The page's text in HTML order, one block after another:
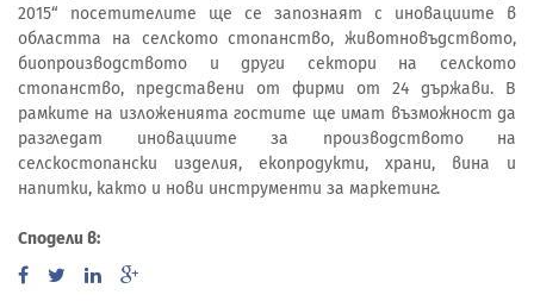
2015“ посетителите ще се запознаят с иновациите в
областта на селското стопанство, животновъдството,
биопроизводството и други сектори на селското
стопанство, представени от фирми от 24 държави. В
рамките на изложенията гостите ще имат възможност да
разгледат иновациите за производството на
селскостопански изделия, екопродукти, храни, вина и
напитки, както и нови инструменти за маркетинг.
Сподели в: